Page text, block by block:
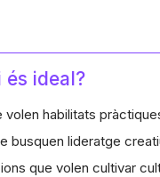
és ideal?
volen habilitats
busquen lideratge
que volen cultivar